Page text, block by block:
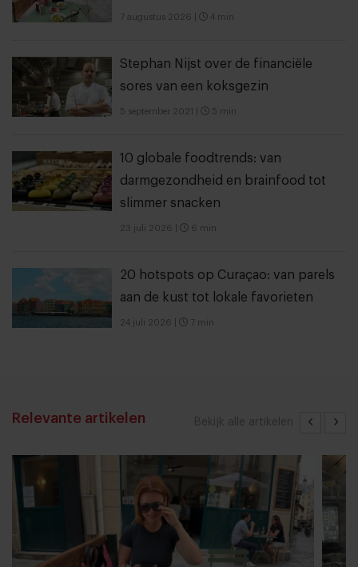
7 augustus 2026 4 min
Stephan Nijst over de financiële
sores van een koksgezin
5 september 2021 5 min
10 globale foodtrends: van
darmgezondheid en brainfood tot
slimmer snacken
23 juli 2026 6 min
20 hotspots op Curaçao: van parels
aan de kust tot lokale favorieten
24 juli 2026 7 min
Bekijk alle artikelen
Relevante artikelen